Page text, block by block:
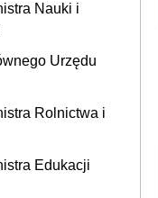
Nauki i
Urzędu
Rolnictwa i
Edukacji